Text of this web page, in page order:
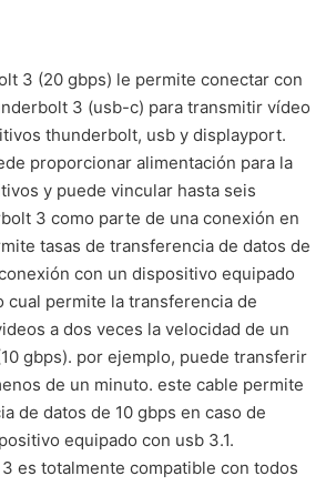
3 (20 gbps) le permite conectar con
3 (usb-c) para transmitir vídeo
thunderbolt, usb y displayport.
proporcionar alimentación para la
y puede vincular hasta seis
3 como parte de una conexión en
tasas de transferencia de datos de
con un dispositivo equipado
permite la transferencia de
a dos veces la velocidad de un
gbps). por ejemplo, puede transferir
de un minuto. este cable permite
de datos de 10 gbps en caso de
equipado con usb 3.1.
es totalmente compatible con todos